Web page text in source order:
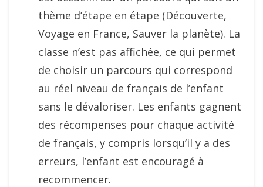
thème d’étape en étape (Découverte,
Voyage en France, Sauver la planète). La
classe n’est pas affichée, ce qui permet
de choisir un parcours qui correspond
au réel niveau de français de l’enfant
sans le dévaloriser. Les enfants gagnent
des récompenses pour chaque activité
de français, y compris lorsqu’il y a des
erreurs, l’enfant est encouragé à
recommencer.